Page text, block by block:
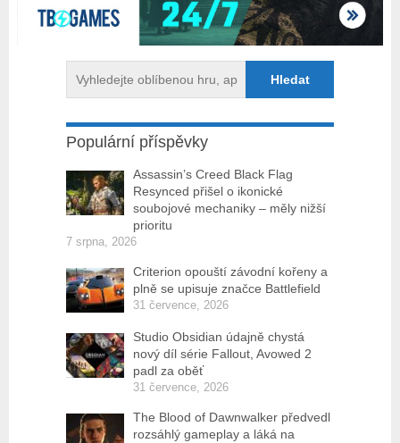
Populární příspěvky
Assassin’s Creed Black Flag
Resynced přišel o ikonické
soubojové mechaniky – měly nižší
prioritu
7 srpna, 2026
Criterion opouští závodní kořeny a
plně se upisuje značce Battlefield
31 července, 2026
Studio Obsidian údajně chystá
nový díl série Fallout, Avowed 2
padl za oběť
31 července, 2026
The Blood of Dawnwalker předvedl
rozsáhlý gameplay a láká na